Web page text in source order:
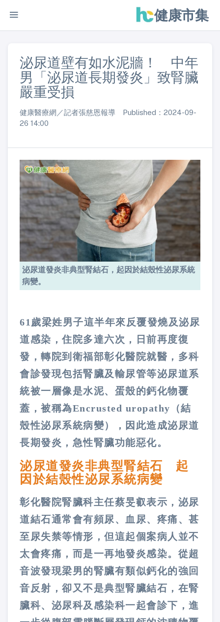
健康市集
泌尿道壁有如水泥牆！ 中年
男「泌尿道長期發炎」致腎臟
嚴重受損
健康醫療網／記者張慈恩報導 Published：2024-09-
26 14:00
泌尿道發炎非典型腎結石，起因於結殼性泌尿系統
病變。
61歲梁姓男子這半年來反覆發燒及泌尿
道感染，住院多達六次，日前再度復
發，轉院到衛福部彰化醫院就醫，多科
會診發現包括腎臟及輸尿管等泌尿道系
統被一層像是水泥、蛋殼的鈣化物覆
蓋，被稱為Encrusted uropathy（結
殼性泌尿系統病變），因此造成泌尿道
長期發炎，急性腎臟功能惡化。
泌尿道發炎非典型腎結石 起
因於結殼性泌尿系統病變
彰化醫院腎臟科主任蔡旻叡表示，泌尿
道結石通常會有頻尿、血尿、疼痛、甚
至尿失禁等情形，但這起個案病人並不
太會疼痛，而是一再地發炎感染。從超
音波發現梁男的腎臟有類似鈣化的強回
音反射，卻又不是典型腎臟結石，在腎
臟科、泌尿科及感染科一起會診下，進